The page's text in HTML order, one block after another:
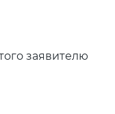
заявителю